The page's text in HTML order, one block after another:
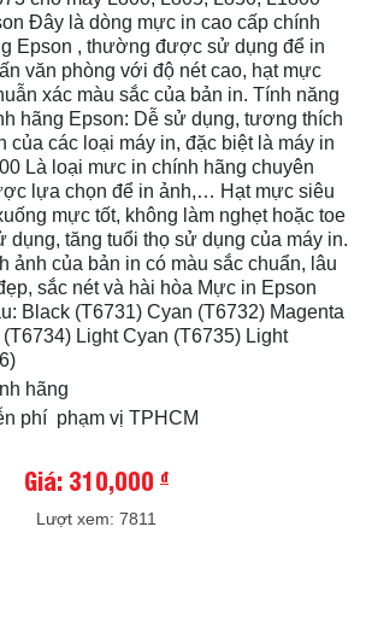
Đây là dòng mực in cao cấp chính
Epson , thường được sử dụng để in
văn phòng với độ nét cao, hạt mực
xác màu sắc của bản in. Tính năng
hãng Epson: Dễ sử dụng, tương thích
của các loại máy in, đặc biệt là máy in
Là loại mưc in chính hãng chuyên
lựa chọn để in ảnh,… Hạt mực siêu
mực tốt, không làm nghẹt hoặc toe
dụng, tăng tuổi thọ sử dụng của máy in.
ảnh của bản in có màu sắc chuẩn, lâu
sắc nét và hài hòa Mực in Epson
Black (T6731) Cyan (T6732) Magenta
Light Cyan (T6735) Light
hãng
phí phạm vị TPHCM
Giá: 310,000 đ
Lượt xem: 7811